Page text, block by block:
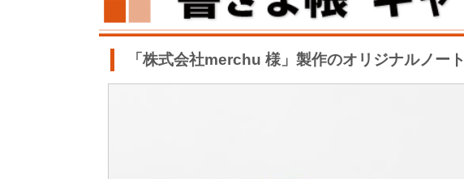
「株式会社merchu 様」製作のオリジナルノート